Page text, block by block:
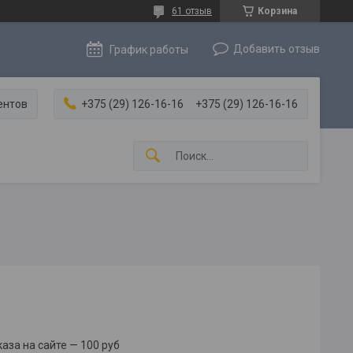
Корзина
61 отзыв
График работы Добавить отзыв
+375 (29) 126-16-16 +375 (29) 126-16-16
на сайте — 100 руб